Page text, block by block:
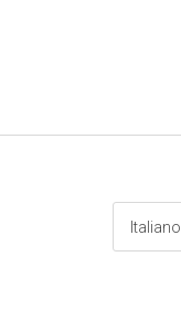
Italiano